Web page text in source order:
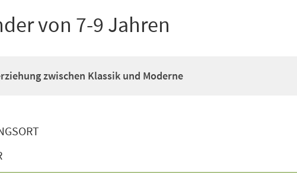
von 7-9 Jahren
zwischen Klassik und Moderne